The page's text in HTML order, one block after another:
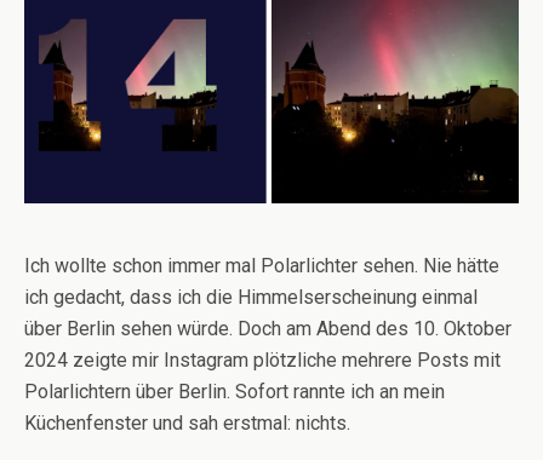
Ich wollte schon immer mal Polarlichter sehen. Nie hätte
ich gedacht, dass ich die Himmelserscheinung einmal
über Berlin sehen würde. Doch am Abend des 10. Oktober
2024 zeigte mir Instagram plötzliche mehrere Posts mit
Polarlichtern über Berlin. Sofort rannte ich an mein
Küchenfenster und sah erstmal: nichts.